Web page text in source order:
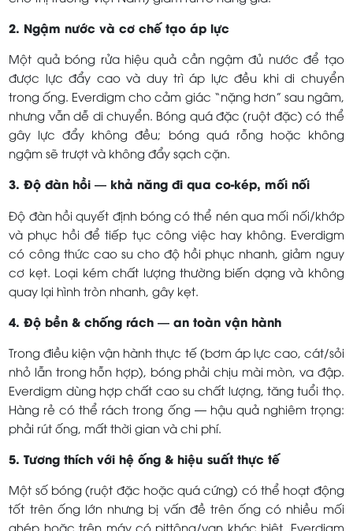
2. Ngậm nước và cơ chế tạo áp lực
Một quả bóng rửa hiệu quả cần ngậm đủ nước để tạo
được lực đẩy cao và duy trì áp lực đều khi di chuyển
trong ống. Everdigm cho cảm giác “nặng hơn” sau ngâm,
nhưng vẫn dễ di chuyển. Bóng quá đặc (ruột đặc) có thể
gây lực đẩy không đều; bóng quá rỗng hoặc không
ngậm sẽ trượt và không đẩy sạch cặn.
3. Độ đàn hồi — khả năng đi qua co-kép, mối nối
Độ đàn hồi quyết định bóng có thể nén qua mối nối/khớp
và phục hồi để tiếp tục công việc hay không. Everdigm
có công thức cao su cho độ hồi phục nhanh, giảm nguy
cơ kẹt. Loại kém chất lượng thường biến dạng và không
quay lại hình tròn nhanh, gây kẹt.
4. Độ bền & chống rách — an toàn vận hành
Trong điều kiện vận hành thực tế (bơm áp lực cao, cát/sỏi
nhỏ lẫn trong hỗn hợp), bóng phải chịu mài mòn, va đập.
Everdigm dùng hợp chất cao su chất lượng, tăng tuổi thọ.
Hàng rẻ có thể rách trong ống — hậu quả nghiêm trọng:
phải rút ống, mất thời gian và chi phí.
5. Tương thích với hệ ống & hiệu suất thực tế
Một số bóng (ruột đặc hoặc quá cứng) có thể hoạt động
tốt trên ống lớn nhưng bị vấn đề trên ống có nhiều mối
ghép hoặc trên máy có pittông/van khác biệt. Everdigm